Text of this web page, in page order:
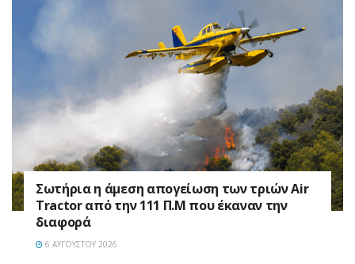
Σωτήρια η άμεση απογείωση των τριών Air
Tractor από την 111 Π.M που έκαναν την
διαφορά
6 ΑΥΓΟΎΣΤΟΥ 2026